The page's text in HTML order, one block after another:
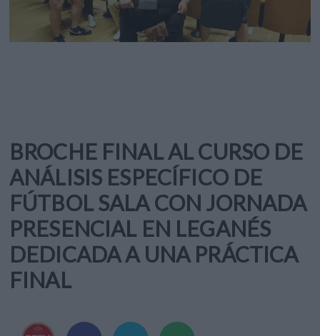
BROCHE FINAL AL CURSO DE
ANÁLISIS ESPECÍFICO DE
FÚTBOL SALA CON JORNADA
PRESENCIAL EN LEGANÉS
DEDICADA A UNA PRÁCTICA
FINAL